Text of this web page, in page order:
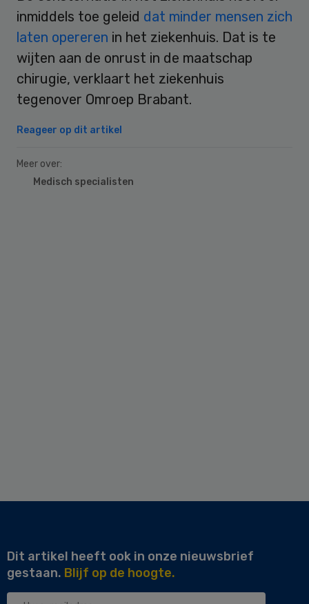
inmiddels toe geleid dat minder mensen zich
laten opereren in het ziekenhuis. Dat is te
wijten aan de onrust in de maatschap
chirugie, verklaart het ziekenhuis
tegenover Omroep Brabant.
Reageer op dit artikel
Meer over:
Medisch specialisten
Dit artikel heeft ook in onze nieuwsbrief
gestaan. Blijf op de hoogte.
Uw